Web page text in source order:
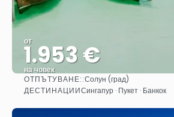
от
1.953 €
на човек
Вижте
ОТПЪТУВАНЕ::Солун (град)
ДЕСТИНАЦИИСингапур · Пукет · Банкок